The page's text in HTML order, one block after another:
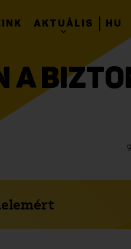
AKTUÁLIS HU
A